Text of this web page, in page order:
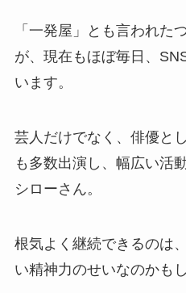
「一発屋」とも言われた
が、現在もほぼ毎日、
います。
芸人だけでなく、俳優と
も多数出演し、幅広い活
シローさん。
根気よく継続できるのは
い精神力のせいなのかも